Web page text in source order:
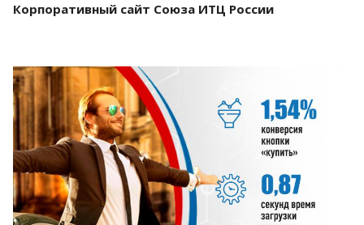
Корпоративный сайт Союза ИТЦ России
Смотреть проект